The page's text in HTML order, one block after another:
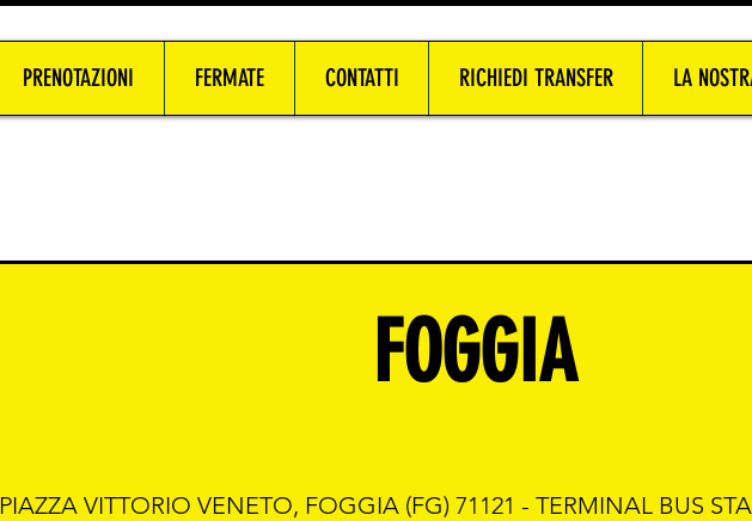
PRENOTAZIONI FERMATE CONTATTI RICHIEDI TRANSFER LA
FOGGIA
PIAZZA VITTORIO VENETO, FOGGIA (FG) 71121 - TERMINAL BUS